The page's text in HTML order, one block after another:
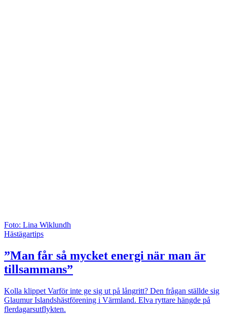
Foto: Lina Wiklundh
Hästägartips
”Man får så mycket energi när man är
tillsammans”
Kolla klippet Varför inte ge sig ut på långritt? Den frågan ställde sig
Glaumur Islandshästförening i Värmland. Elva ryttare hängde på
flerdagarsutflykten.